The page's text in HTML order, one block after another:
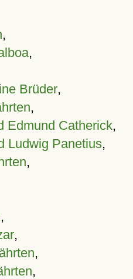
,
,
Brüder,
,
Edmund Catherick,
Ludwig Panetius,
,
,
,
,
,